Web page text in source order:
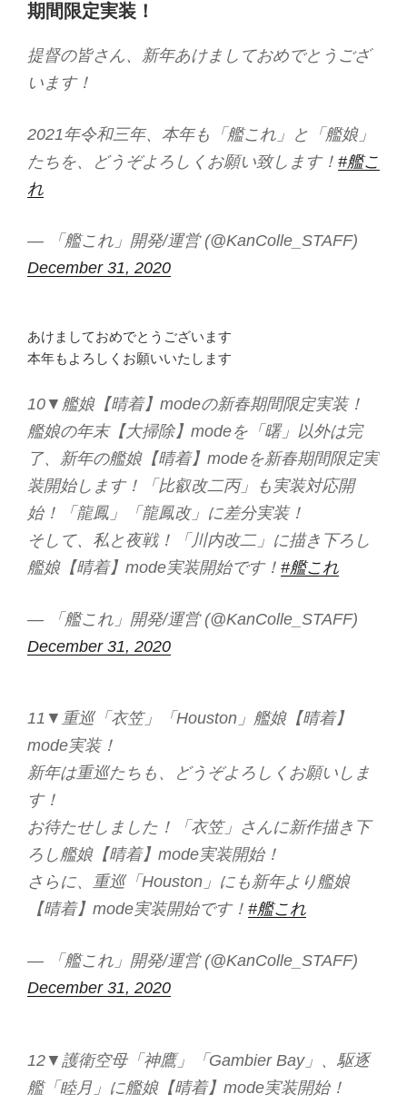
期間限定実装！
提督の皆さん、新年あけましておめでとうござ
います！
2021年令和三年、本年も「艦これ」と「艦娘」
たちを、どうぞよろしくお願い致します！ #艦こ
れ
— 「艦これ」開発/運営 (@KanColle_STAFF)
December 31, 2020
あけましておめでとうございます
本年もよろしくお願いいたします
10▼艦娘【晴着】modeの新春期間限定実装！
艦娘の年末【大掃除】modeを「曙」以外は完
了、新年の艦娘【晴着】modeを新春期間限定実
装開始します！「比叡改二丙」も実装対応開
始！「龍鳳」「龍鳳改」に差分実装！
そして、私と夜戦！「川内改二」に描き下ろし
艦娘【晴着】mode実装開始です！ #艦これ
— 「艦これ」開発/運営 (@KanColle_STAFF)
December 31, 2020
11▼重巡「衣笠」「Houston」艦娘【晴着】
mode実装！
新年は重巡たちも、どうぞよろしくお願いしま
す！
お待たせしました！「衣笠」さんに新作描き下
ろし艦娘【晴着】mode実装開始！
さらに、重巡「Houston」にも新年より艦娘
【晴着】mode実装開始です！ #艦これ
— 「艦これ」開発/運営 (@KanColle_STAFF)
December 31, 2020
12▼護衛空母「神鷹」「Gambier Bay」、駆逐
艦「睦月」に艦娘【晴着】mode実装開始！